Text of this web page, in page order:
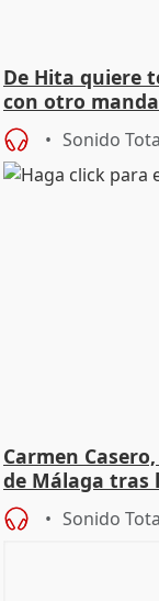
De Hita quiere
con otro
Sonido
Carmen
de Málaga tras
Sonido